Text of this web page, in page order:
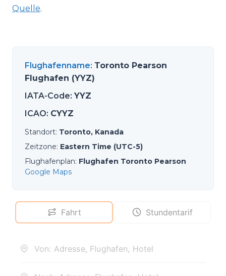
Quelle.
Flughafenname: Toronto Pearson
Flughafen (YYZ)
IATA-Code: YYZ
ICAO: CYYZ
Standort: Toronto, Kanada
Zeitzone: Eastern Time (UTC-5)
Flughafenplan: Flughafen Toronto Pearson
Google Maps